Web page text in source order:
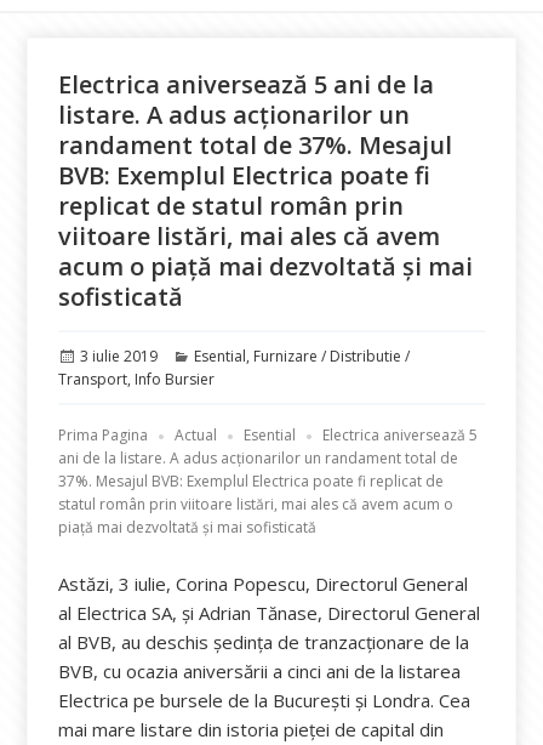
Electrica aniversează 5 ani de la
listare. A adus acționarilor un
randament total de 37%. Mesajul
BVB: Exemplul Electrica poate fi
replicat de statul român prin
viitoare listări, mai ales că avem
acum o piață mai dezvoltată și mai
sofisticată
Publicat
pe
3 iulie 2019 Categorii
Esential, Furnizare / Distributie /
Transport, Info Bursier
Prima Pagina Actual Esential
Electrica aniversează 5
ani de la listare. A adus acționarilor un randament total de
37%. Mesajul BVB: Exemplul Electrica poate fi replicat de
statul român prin viitoare listări, mai ales că avem acum o
piață mai dezvoltată și mai sofisticată
Astăzi, 3 iulie, Corina Popescu, Directorul General
al Electrica SA, și Adrian Tănase, Directorul General
al BVB, au deschis ședința de tranzacționare de la
BVB, cu ocazia aniversării a cinci ani de la listarea
Electrica pe bursele de la București și Londra. Cea
mai mare listare din istoria pieței de capital din